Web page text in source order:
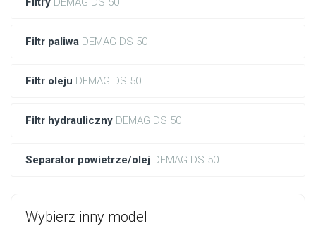
Filtr paliwa DEMAG DS 50
Filtr oleju DEMAG DS 50
Filtr hydrauliczny DEMAG DS 50
Separator powietrze/olej DEMAG DS 50
Wybierz inny model